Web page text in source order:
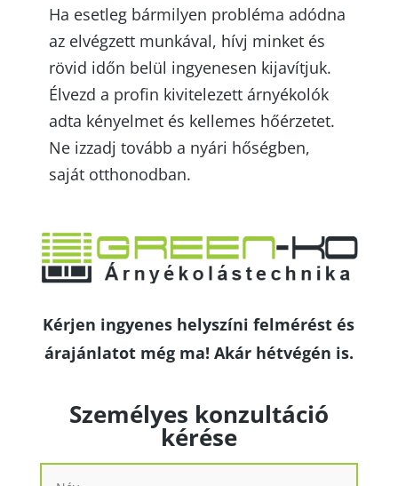
Ha esetleg bármilyen probléma adódna
az elvégzett munkával, hívj minket és
rövid időn belül ingyenesen kijavítjuk.
Élvezd a profin kivitelezett árnyékolók
adta kényelmet és kellemes hőérzetet.
Ne izzadj tovább a nyári hőségben,
saját otthonodban.
Kérjen ingyenes helyszíni felmérést és
árajánlatot még ma! Akár hétvégén is.
Személyes konzultáció
kérése